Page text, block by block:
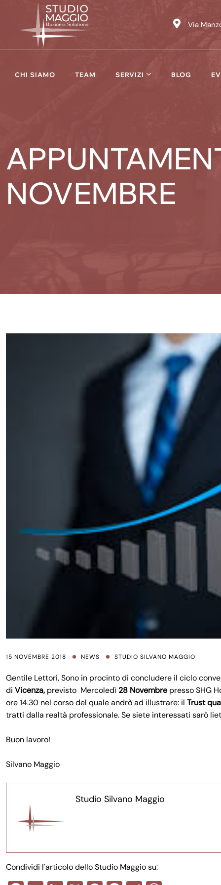
content
Via
CHI SIAMO TEAM SERVIZI BLOG
NOVEMBRE
15 NOVEMBRE 2018 NEWS STUDIO SILVANO MAGGIO
Gentile Lettori, Sono in procinto di concludere il ciclo
di Vicenza, previsto Mercoledì 28 Novembre presso SHG
ore 14.30 nel corso del quale andrò ad illustrare: il Trust
tratti dalla realtà professionale. Se siete interessati sarò
Buon lavoro!
Silvano Maggio
Studio Silvano Maggio
Condividi l'articolo dello Studio Maggio su: